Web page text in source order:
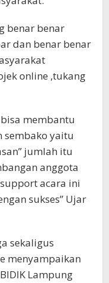
benar benar
dan benar benar
online ,tukang
membantu
sembako yaitu
jumlah itu
anggota
acara ini
sukses” Ujar
sekaligus
menyampaikan
Lampung